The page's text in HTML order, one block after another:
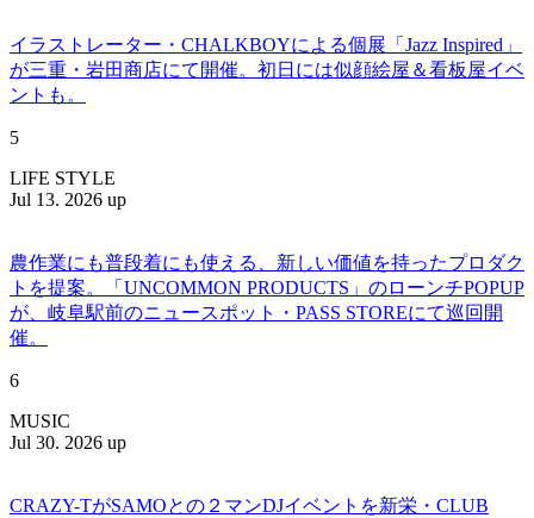
イラストレーター・CHALKBOYによる個展「Jazz Inspired」
が三重・岩田商店にて開催。初日には似顔絵屋＆看板屋イベ
ントも。
5
LIFE STYLE
Jul 13. 2026 up
農作業にも普段着にも使える、新しい価値を持ったプロダク
トを提案。「UNCOMMON PRODUCTS」のローンチPOPUP
が、岐阜駅前のニュースポット・PASS STOREにて巡回開
催。
6
MUSIC
Jul 30. 2026 up
CRAZY-TがSAMOとの２マンDJイベントを新栄・CLUB